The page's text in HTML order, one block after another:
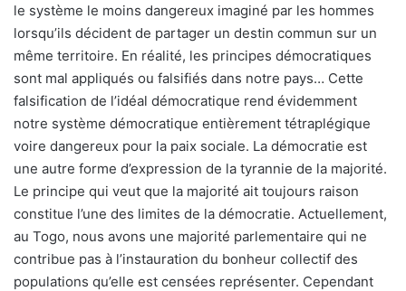
le système le moins dangereux imaginé par les hommes
lorsqu’ils décident de partager un destin commun sur un
même territoire. En réalité, les principes démocratiques
sont mal appliqués ou falsifiés dans notre pays… Cette
falsification de l’idéal démocratique rend évidemment
notre système démocratique entièrement tétraplégique
voire dangereux pour la paix sociale. La démocratie est
une autre forme d’expression de la tyrannie de la majorité.
Le principe qui veut que la majorité ait toujours raison
constitue l’une des limites de la démocratie. Actuellement,
au Togo, nous avons une majorité parlementaire qui ne
contribue pas à l’instauration du bonheur collectif des
populations qu’elle est censées représenter. Cependant